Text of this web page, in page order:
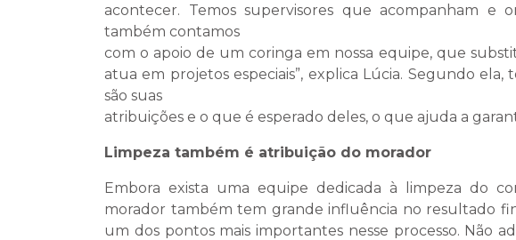
acontecer. Temos supervisores que acompanham e
também contamos
com o apoio de um coringa em nossa equipe, que
atua em projetos especiais”, explica Lúcia. Segundo ela,
são suas
atribuições e o que é esperado deles, o que ajuda a
Limpeza também é atribuição do morador
Embora exista uma equipe dedicada à limpeza do
morador também tem grande influência no resultado
um dos pontos mais importantes nesse processo. Não